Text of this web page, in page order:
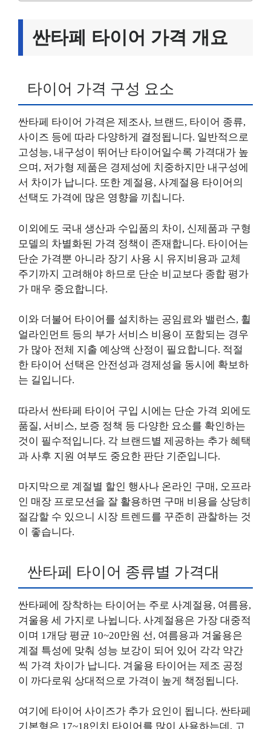
싼타페 타이어 가격 개요
타이어 가격 구성 요소
싼타페 타이어 가격은 제조사, 브랜드, 타이어 종류,
사이즈 등에 따라 다양하게 결정됩니다. 일반적으로
고성능, 내구성이 뛰어난 타이어일수록 가격대가 높
으며, 저가형 제품은 경제성에 치중하지만 내구성에
서 차이가 납니다. 또한 계절용, 사계절용 타이어의
선택도 가격에 많은 영향을 끼칩니다.
이외에도 국내 생산과 수입품의 차이, 신제품과 구형
모델의 차별화된 가격 정책이 존재합니다. 타이어는
단순 가격뿐 아니라 장기 사용 시 유지비용과 교체
주기까지 고려해야 하므로 단순 비교보다 종합 평가
가 매우 중요합니다.
이와 더불어 타이어를 설치하는 공임료와 밸런스, 휠
얼라인먼트 등의 부가 서비스 비용이 포함되는 경우
가 많아 전체 지출 예상액 산정이 필요합니다. 적절
한 타이어 선택은 안전성과 경제성을 동시에 확보하
는 길입니다.
따라서 싼타페 타이어 구입 시에는 단순 가격 외에도
품질, 서비스, 보증 정책 등 다양한 요소를 확인하는
것이 필수적입니다. 각 브랜드별 제공하는 추가 혜택
과 사후 지원 여부도 중요한 판단 기준입니다.
마지막으로 계절별 할인 행사나 온라인 구매, 오프라
인 매장 프로모션을 잘 활용하면 구매 비용을 상당히
절감할 수 있으니 시장 트렌드를 꾸준히 관찰하는 것
이 좋습니다.
싼타페 타이어 종류별 가격대
싼타페에 장착하는 타이어는 주로 사계절용, 여름용,
겨울용 세 가지로 나뉩니다. 사계절용은 가장 대중적
이며 1개당 평균 10~20만원 선, 여름용과 겨울용은
계절 특성에 맞춰 성능 보강이 되어 있어 각각 약간
씩 가격 차이가 납니다. 겨울용 타이어는 제조 공정
이 까다로워 상대적으로 가격이 높게 책정됩니다.
여기에 타이어 사이즈가 추가 요인이 됩니다. 싼타페
기본형은 17~18인치 타이어를 많이 사용하는데, 고